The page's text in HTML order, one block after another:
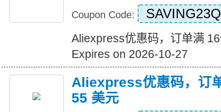
Coupon Code: SAVING23Q
Aliexpress优惠码，订单满
Expires on 2026-10-27
Aliexpress优惠码，订
55 美元